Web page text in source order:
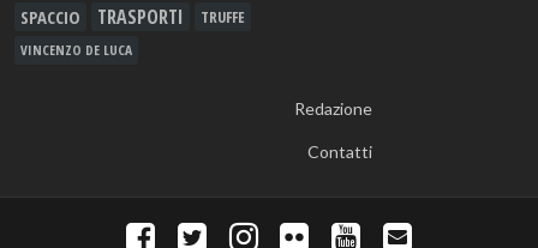
SPACCIO TRASPORTI TRUFFE
VINCENZO DE LUCA
Redazione
Contatti